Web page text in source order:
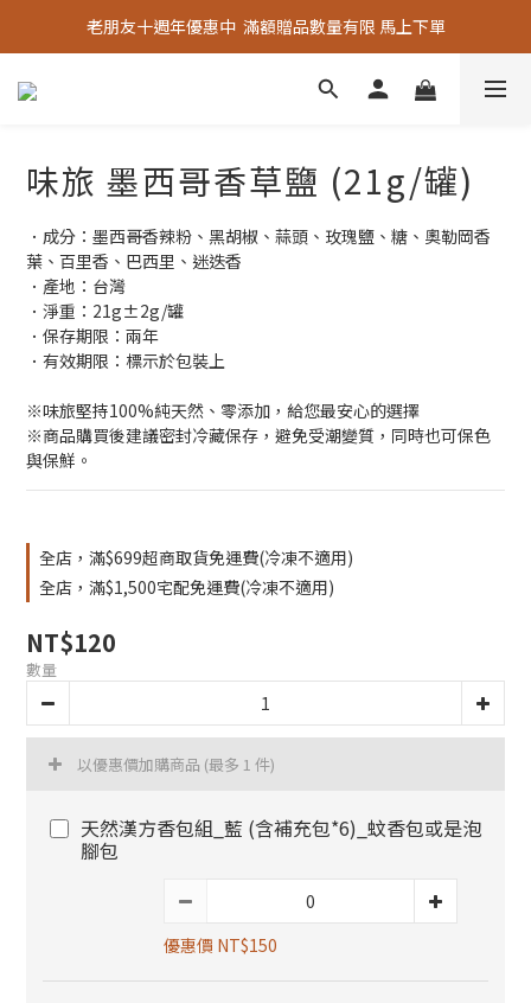
老朋友十週年優惠中  滿額贈品數量有限 馬上下單
老朋友十週年優惠中  滿額贈品數量有限 馬上下單
『嚴選好物』專區上線，優質選品歡迎選購！
味旅 墨西哥香草鹽 (21g/罐)
．成分：墨西哥香辣粉、黑胡椒、蒜頭、玫瑰鹽、糖、奧勒岡香
葉、百里香、巴西里、迷迭香
．產地：台灣
．淨重：21g±2g/罐
．保存期限：兩年
．有效期限：標示於包裝上
※味旅堅持100%純天然、零添加，給您最安心的選擇
※商品購買後建議密封冷藏保存，避免受潮變質，同時也可保色
與保鮮。
全店，滿$699超商取貨免運費(冷凍不適用)
全店，滿$1,500宅配免運費(冷凍不適用)
NT$120
數量
以優惠價加購商品 (最多 1 件)
天然漢方香包組_藍 (含補充包*6)_蚊香包或是泡
腳包
優惠價 NT$150